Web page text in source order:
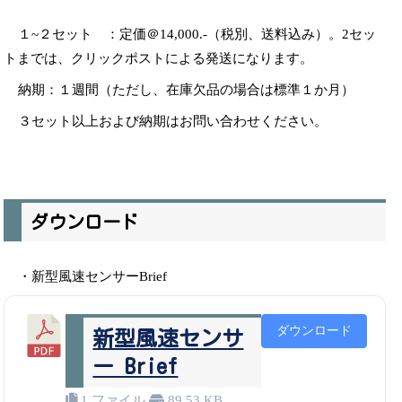
１~２セット ：定価＠14,000.-（税別、送料込み）。2セッ
トまでは、クリックポストによる発送になります。
納期：１週間（ただし、在庫欠品の場合は標準１か月）
３セット以上および納期はお問い合わせください。
ダウンロード
・新型風速センサーBrief
新型風速センサ
ー Brief
ダウンロード